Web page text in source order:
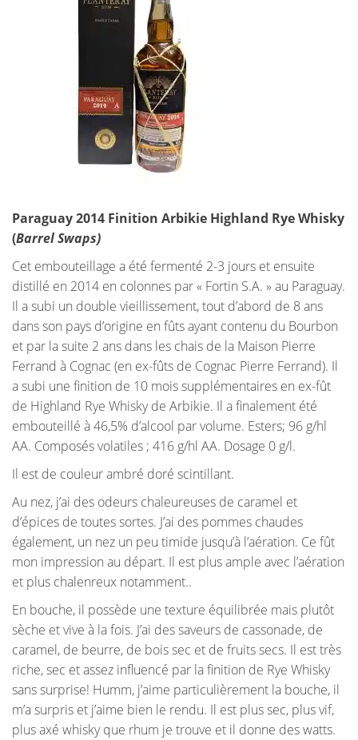
Paraguay 2014 Finition Arbikie Highland Rye Whisky
(Barrel Swaps)
Cet embouteillage a été fermenté 2-3 jours et ensuite
distillé en 2014 en colonnes par « Fortin S.A. » au Paraguay.
Il a subi un double vieillissement, tout d’abord de 8 ans
dans son pays d’origine en fûts ayant contenu du Bourbon
et par la suite 2 ans dans les chais de la Maison Pierre
Ferrand à Cognac (en ex-fûts de Cognac Pierre Ferrand). Il
a subi une finition de 10 mois supplémentaires en ex-fût
de Highland Rye Whisky de Arbikie. Il a finalement été
embouteillé à 46,5% d’alcool par volume. Esters; 96 g/hl
AA. Composés volatiles ; 416 g/hl AA. Dosage 0 g/l.
Il est de couleur ambré doré scintillant.
Au nez, j’ai des odeurs chaleureuses de caramel et
d’épices de toutes sortes. J’ai des pommes chaudes
également, un nez un peu timide jusqu’à l’aération. Ce fût
mon impression au départ. Il est plus ample avec l’aération
et plus chalenreux notamment..
En bouche, il possède une texture équilibrée mais plutôt
sèche et vive à la fois. J’ai des saveurs de cassonade, de
caramel, de beurre, de bois sec et de fruits secs. Il est très
riche, sec et assez influencé par la finition de Rye Whisky
sans surprise! Humm, j’aime particulièrement la bouche, il
m’a surpris et j’aime bien le rendu. Il est plus sec, plus vif,
plus axé whisky que rhum je trouve et il donne des watts.